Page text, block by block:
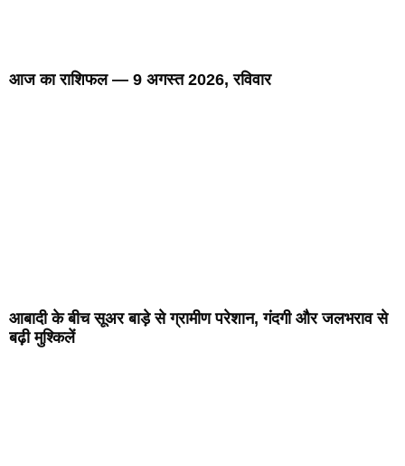
आज का राशिफल — 9 अगस्त 2026, रविवार
आबादी के बीच सूअर बाड़े से ग्रामीण परेशान, गंदगी और जलभराव से
बढ़ी मुश्किलें